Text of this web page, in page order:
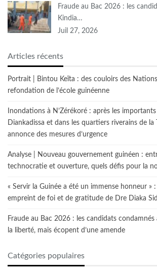
Fraude au Bac 2026 : les
Kindia…
Juil 27, 2026
Articles récents
Portrait | Bintou Keïta : des couloirs des
refondation de l’école guinéenne
Inondations à N’Zérékoré : après les
Diankadissa et dans les quartiers riverains de la
annonce des mesures d’urgence
Analyse | Nouveau gouvernement guinéen :
technocratie et ouverture, quels défis pour la
« Servir la Guinée a été un immense honneur » :
empreint de foi et de gratitude de Dre Diaka
Fraude au Bac 2026 : les candidats
la liberté, mais écopent d’une amende
Catégories populaires